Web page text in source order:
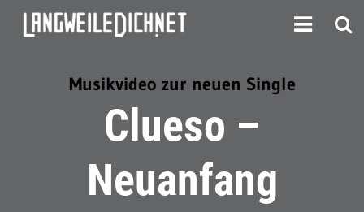
Musikvideo zur neuen Single
Clueso –
Neuanfang